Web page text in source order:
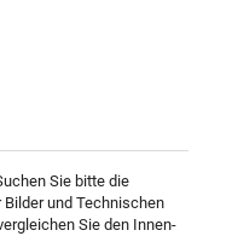
Sie bitte die
und Technischen
Sie den Innen-